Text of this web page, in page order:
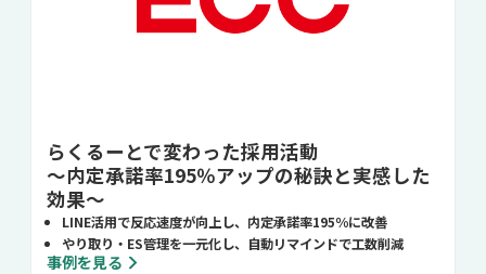
らくるーとで変わった採用活動
～内定承諾率195％アップの秘訣と実感した
効果～
LINE活用で反応速度が向上し、内定承諾率195％に改善
やり取り・ES管理を一元化し、自動リマインドで工数削減
事例を見る